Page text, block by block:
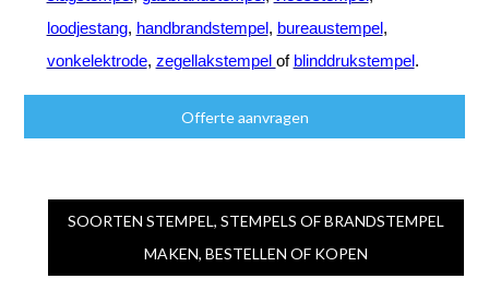
loodjestang, handbrandstempel, bureaustempel,
vonkelektrode, zegellakstempel of blinddrukstempel.
Offerte aanvragen
SOORTEN STEMPEL, STEMPELS OF BRANDSTEMPEL
MAKEN, BESTELLEN OF KOPEN